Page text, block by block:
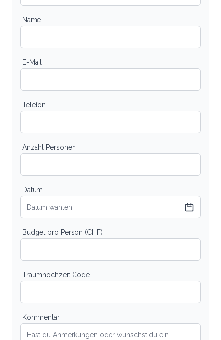
Name
E-Mail
Telefon
Anzahl Personen
Datum
Datum wählen
Budget pro Person (CHF)
Traumhochzeit Code
Kommentar